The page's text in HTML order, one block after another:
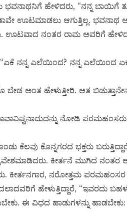
ಹೇಳಿದರು, “ನನ್ನ ಬಾಯಿಗೆ
ಊಟಮಾಡಲು ಆಗುತ್ತಿಲ್ಲ. ಭವನಾಥ
ನಂತರ ರಾಮ ಅವರಿಗೆ
“ಏಕೆ ನನ್ನ ಎಲೆಯಿಂದ? ನನ್ನ ಎಲೆಯಿಂದ
ಬೇಡ ಅಂತ ಹೇಳುತ್ತೀರಿ. ಆತ
ನೋಡಿ
ಕೆಲವು ಕೊನ್ನಗರದ ಭಕ್ತರು
ಕೀರ್ತನೆ ಮುಗಿದ ನಂತರ
ಕೀರ್ತನಗಾರ, ನರೋತ್ತಮ
ಹೇಳುತ್ತಿದ್ದಾರೆ, “ಇವರದು
ಈ ವಿಧದ ಹಾಡುಗಳನ್ನು ಹಾಡಬೇಕು: